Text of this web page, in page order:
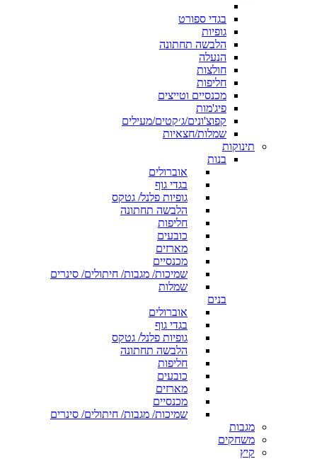
בגדי ספורט
גופיות
הלבשה תחתונה
הנעלה
חולצות
חליפות
מכנסיים וטייצים
פיג'מות
קפוצ'ונים/ג׳קטים/מעילים
שמלות/חצאיות
תינוקות
בנות
אוברולים
בגדי גוף
גופיות פלנל/ גטקס
הלבשה תחתונה
חליפות
כובעים
מארזים
מכנסיים
שמיכות/ מגבות/ חיתולים/ סינרים
שמלות
בנים
אוברולים
בגדי גוף
גופיות פלנל/ גטקס
הלבשה תחתונה
חליפות
כובעים
מארזים
מכנסיים
שמיכות/ מגבות/ חיתולים/ סינרים
מגבות
משחקים
קיץ